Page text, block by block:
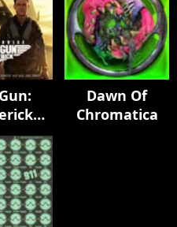
From
Dawn Of
Chromatica